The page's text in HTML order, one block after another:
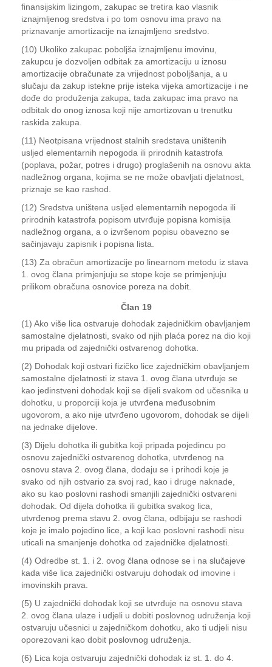
finansijskim lizingom, zakupac se tretira kao vlasnik
iznajmljenog sredstva i po tom osnovu ima pravo na
priznavanje amortizacije na iznajmljeno sredstvo.
(10) Ukoliko zakupac poboljša iznajmljenu imovinu,
zakupcu je dozvoljen odbitak za amortizaciju u iznosu
amortizacije obračunate za vrijednost poboljšanja, a u
slučaju da zakup istekne prije isteka vijeka amortizacije i ne
dođe do produženja zakupa, tada zakupac ima pravo na
odbitak do onog iznosa koji nije amortizovan u trenutku
raskida zakupa.
(11) Neotpisana vrijednost stalnih sredstava uništenih
usljed elementarnih nepogoda ili prirodnih katastrofa
(poplava, požar, potres i drugo) proglašenih na osnovu akta
nadležnog organa, kojima se ne može obavljati djelatnost,
priznaje se kao rashod.
(12) Sredstva uništena usljed elementarnih nepogoda ili
prirodnih katastrofa popisom utvrđuje popisna komisija
nadležnog organa, a o izvršenom popisu obavezno se
sačinjavaju zapisnik i popisna lista.
(13) Za obračun amortizacije po linearnom metodu iz stava
1. ovog člana primjenjuju se stope koje se primjenjuju
prilikom obračuna osnovice poreza na dobit.
Član 19
(1) Ako više lica ostvaruje dohodak zajedničkim obavljanjem
samostalne djelatnosti, svako od njih plaća porez na dio koji
mu pripada od zajednički ostvarenog dohotka.
(2) Dohodak koji ostvari fizičko lice zajedničkim obavljanjem
samostalne djelatnosti iz stava 1. ovog člana utvrđuje se
kao jedinstveni dohodak koji se dijeli svakom od učesnika u
dohotku, u proporciji koja je utvrđena međusobnim
ugovorom, a ako nije utvrđeno ugovorom, dohodak se dijeli
na jednake dijelove.
(3) Dijelu dohotka ili gubitka koji pripada pojedincu po
osnovu zajednički ostvarenog dohotka, utvrđenog na
osnovu stava 2. ovog člana, dodaju se i prihodi koje je
svako od njih ostvario za svoj rad, kao i druge naknade,
ako su kao poslovni rashodi smanjili zajednički ostvareni
dohodak. Od dijela dohotka ili gubitka svakog lica,
utvrđenog prema stavu 2. ovog člana, odbijaju se rashodi
koje je imalo pojedino lice, a koji kao poslovni rashodi nisu
uticali na smanjenje dohotka od zajedničke djelatnosti.
(4) Odredbe st. 1. i 2. ovog člana odnose se i na slučajeve
kada više lica zajednički ostvaruju dohodak od imovine i
imovinskih prava.
(5) U zajednički dohodak koji se utvrđuje na osnovu stava
2. ovog člana ulaze i udjeli u dobiti poslovnog udruženja koji
ostvaruju učesnici u zajedničkom dohotku, ako ti udjeli nisu
oporezovani kao dobit poslovnog udruženja.
(6) Lica koja ostvaruju zajednički dohodak iz st. 1. do 4.